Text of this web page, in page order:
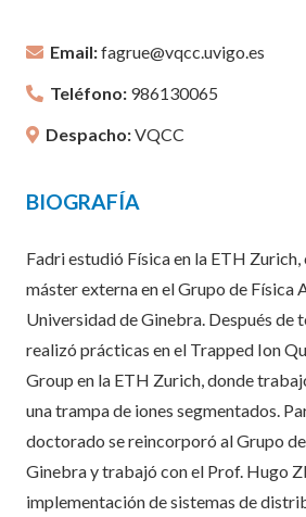
Email:fagrue@vqcc.uvigo.es
Teléfono: 986130065
Despacho:VQCC
BIOGRAFÍA
Fadri estudió Física en la ETH Zurich,
máster externa en el Grupo de Física
Universidad de Ginebra. Después de
realizó prácticas en el Trapped Ion
Group en la ETH Zurich, donde
una trampa de iones segmentados.
doctorado se reincorporó al Grupo
Ginebra y trabajó con el Prof. Hugo
implementación de sistemas de